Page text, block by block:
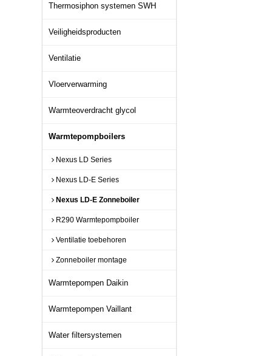
Thermosiphon systemen SWH
Veiligheidsproducten
Ventilatie
Vloerverwarming
Warmteoverdracht glycol
Warmtepompboilers
Nexus LD Series
Nexus LD-E Series
Nexus LD-E Zonneboiler
R290 Warmtepompboiler
Ventilatie toebehoren
Zonneboiler montage
Warmtepompen Daikin
Warmtepompen Vaillant
Water filtersystemen